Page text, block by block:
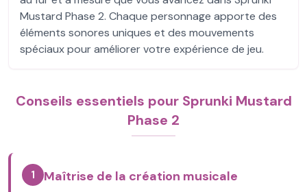
Mustard Phase 2. Chaque personnage apporte des
éléments sonores uniques et des mouvements
spéciaux pour améliorer votre expérience de jeu.
Conseils essentiels pour Sprunki Mustard
Phase 2
1 Maîtrise de la création musicale